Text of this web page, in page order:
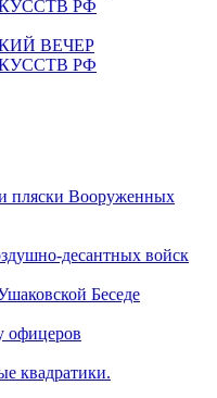
ВЕЧЕР
РФ
пляски Вооруженных
десантных войск
Беседе
офицеров
квадратики.